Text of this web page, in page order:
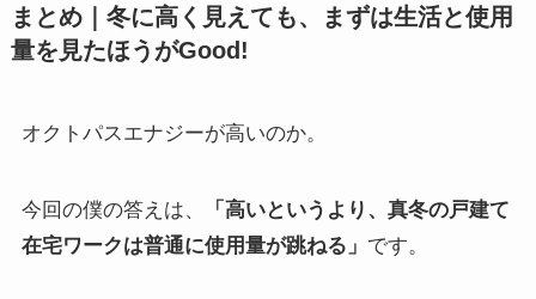
まとめ｜冬に高く見えても、まずは生活と使用
量を見たほうがGood!
オクトパスエナジーが高いのか。
今回の僕の答えは、
「高いというより、真冬の戸建て
在宅ワークは普通に使用量が跳ねる」 です。